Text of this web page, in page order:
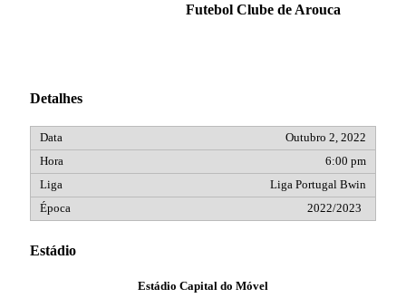
Futebol Clube de Arouca
Detalhes
Outubro 2, 2022
6:00 pm
Liga Portugal Bwin
2022/2023
Estádio
Estádio Capital do Móvel